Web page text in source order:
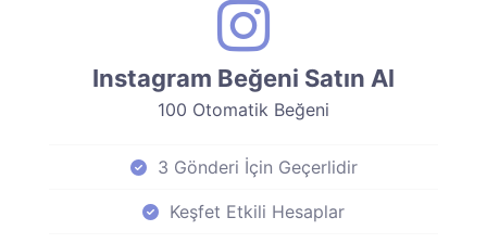
Instagram Beğeni Satın Al
100 Otomatik Beğeni
3 Gönderi İçin Geçerlidir
Keşfet Etkili Hesaplar